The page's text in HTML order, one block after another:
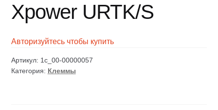
Xpower URTK/S
Авторизуйтесь чтобы купить
Артикул: 1c_00-00000057
Категория: Клеммы